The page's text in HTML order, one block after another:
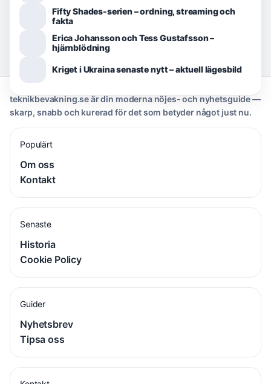
Fifty Shades-serien – ordning, streaming och
fakta
Erica Johansson och Tess Gustafsson –
hjärnblödning
Kriget i Ukraina senaste nytt – aktuell lägesbild
teknikbevakning.se är din moderna nöjes- och nyhetsguide —
skarp, snabb och kurerad för det som betyder något just nu.
Populärt
Om oss
Kontakt
Senaste
Historia
Cookie Policy
Guider
Nyhetsbrev
Tipsa oss